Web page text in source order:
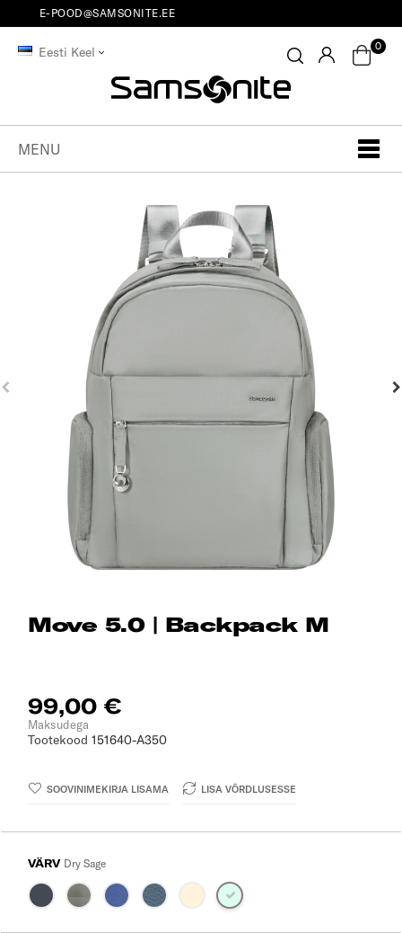
E-POOD@SAMSONITE.EE
Eesti Keel 0
MENU
Move 5.0 | Backpack M
99,00 €
Maksudega
Tootekood 151640-A350
SOOVINIMEKIRJA LISAMA LISA VÕRDLUSESSE
VÄRV Dry Sage